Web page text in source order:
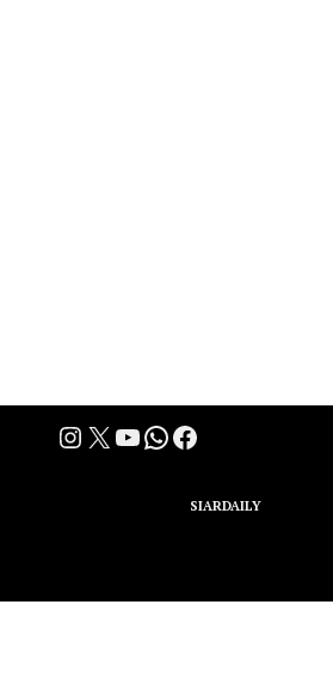
Instagram
X YouTube
WhatsApp
Facebook
SIARDAILY